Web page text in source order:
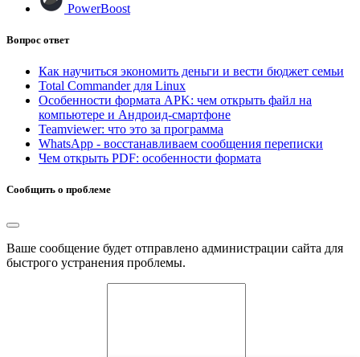
PowerBoost
Вопрос ответ
Как научиться экономить деньги и вести бюджет семьи
Total Commander для Linux
Особенности формата APK: чем открыть файл на
компьютере и Андроид-смартфоне
Teamviewer: что это за программа
WhatsApp - восстанавливаем сообщения переписки
Чем открыть PDF: особенности формата
Сообщить о проблеме
Ваше сообщение будет отправлено администрации сайта для
быстрого устранения проблемы.